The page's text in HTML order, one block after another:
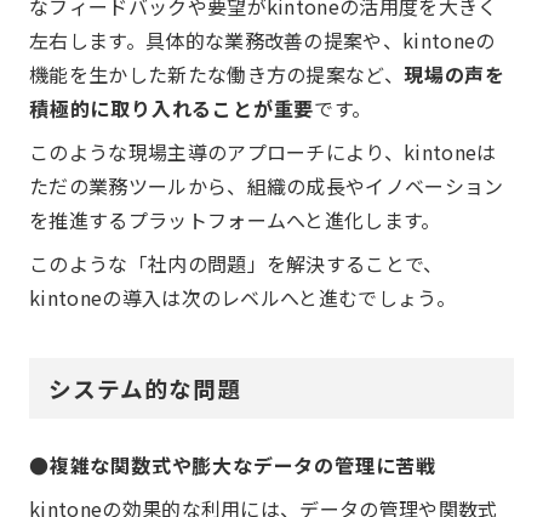
なフィードバックや要望がkintoneの活用度を大きく
左右します。具体的な業務改善の提案や、kintoneの
機能を生かした新たな働き方の提案など、現場の声を
積極的に取り入れることが重要です。
このような現場主導のアプローチにより、kintoneは
ただの業務ツールから、組織の成長やイノベーション
を推進するプラットフォームへと進化します。
このような「社内の問題」を解決することで、
kintoneの導入は次のレベルへと進むでしょう。
システム的な問題
●複雑な関数式や膨大なデータの管理に苦戦
kintoneの効果的な利用には、データの管理や関数式